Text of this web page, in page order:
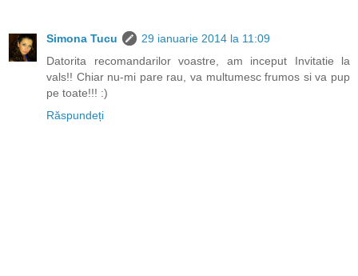
Simona Tucu
29 ianuarie 2014 la 11:09
Datorita recomandarilor voastre, am inceput Invitatie la
vals!! Chiar nu-mi pare rau, va multumesc frumos si va pup
pe toate!!! :)
Răspundeți